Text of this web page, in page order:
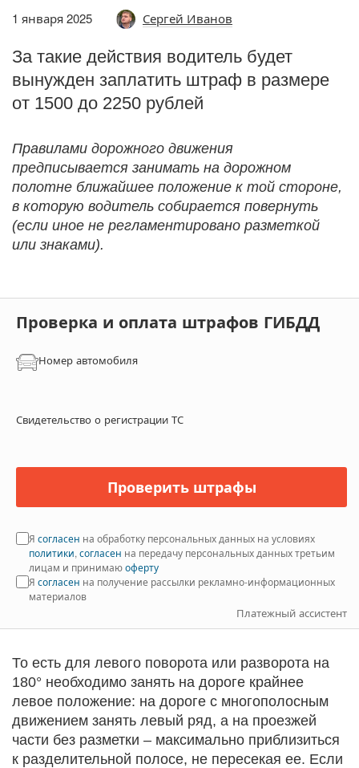
1 января 2025 Сергей Иванов
За такие действия водитель будет
вынужден заплатить штраф в размере
от 1500 до 2250 рублей
Правилами дорожного движения
предписывается занимать на дорожном
полотне ближайшее положение к той стороне,
в которую водитель собирается повернуть
(если иное не регламентировано разметкой
или знаками).
Проверка и оплата штрафов ГИБДД
Номер автомобиля
Свидетельство о регистрации ТС
Проверить штрафы
Я согласен на обработку персональных данных на условиях
политики, согласен на передачу персональных данных третьим
лицам и принимаюоферту
Я согласен на получение рассылки рекламно-информационных
материалов
Платежный ассистент
То есть для левого поворота или разворота на
180° необходимо занять на дороге крайнее
левое положение: на дороге с многополосным
движением занять левый ряд, а на проезжей
части без разметки – максимально приблизиться
к разделительной полосе, не пересекая ее. Если